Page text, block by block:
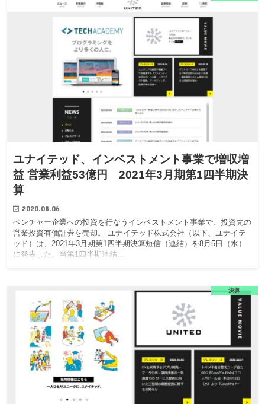
ユナイテッド、インベストメント事業で増収増
益 営業利益53億円 2021年3月期第1四半期決
算
2020.08.06
ベンチャー企業への投資を行なうインベストメント事業で、投資先の
営業投資有価証券を売却。 ユナイテッド株式会社（以下、ユナイテ
ッド）は、2021年3月期第1四半期決算短信（連結）を8月5日（水）
に発表した。当第1四半期連結…
決算